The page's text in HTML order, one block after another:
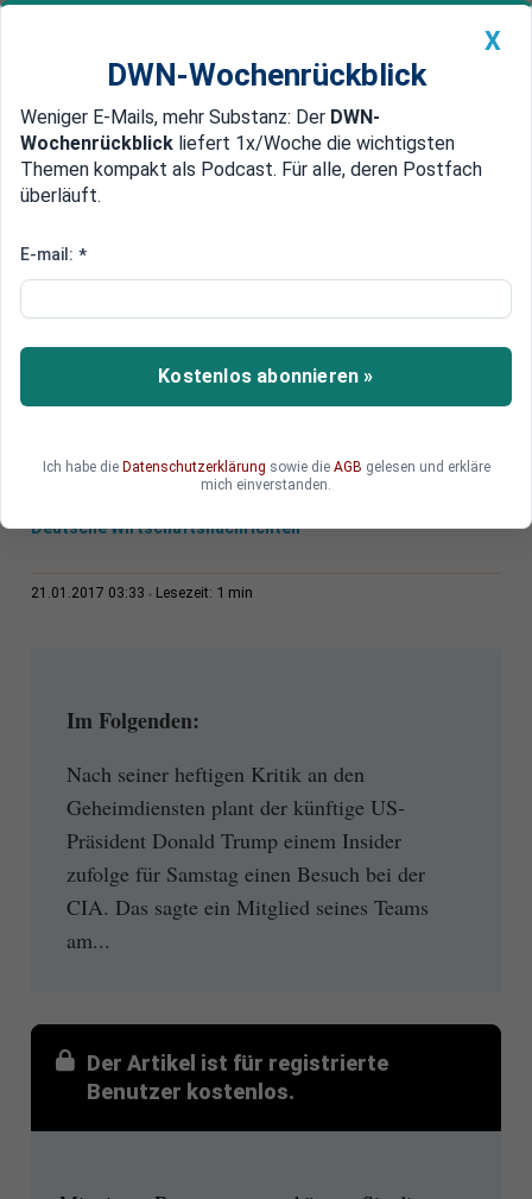
Newsticker MEIN DWN: Geldanlage Premium
Edelmetalle DWN-Magazin China
Umbau der Dienste
Trump plant Besuch bei CIA am
Samstag
US-Präsident Trump will bereits am Samstag die
Deutsche Wirtschaftsnachrichten
21.01.2017 03:33 Lesezeit: 1 min
Im Folgenden:
Nach seiner heftigen Kritik an den
Geheimdiensten plant der künftige US-
Präsident Donald Trump einem Insider
zufolge für Samstag einen Besuch bei der
CIA. Das sagte ein Mitglied seines Teams
am...
Der Artikel ist für registrierte
Benutzer kostenlos.
X
DWN-Wochenrückblick
Weniger E-Mails, mehr Substanz: Der DWN-
Wochenrückblick liefert 1x/Woche die wichtigsten
Themen kompakt als Podcast. Für alle, deren Postfach
überläuft.
E-mail: *
Kostenlos abonnieren »
Ich habe die Datenschutzerklärung sowie die AGB gelesen und erkläre
mich einverstanden.